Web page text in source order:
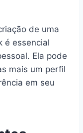
de uma
é essencial
Ela pode
mais um perfil
em seu